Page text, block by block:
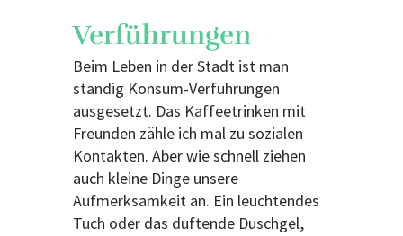
Verführungen
Beim Leben in der Stadt ist man
ständig Konsum-Verführungen
ausgesetzt. Das Kaffeetrinken mit
Freunden zähle ich mal zu sozialen
Kontakten. Aber wie schnell ziehen
auch kleine Dinge unsere
Aufmerksamkeit an. Ein leuchtendes
Tuch oder das duftende Duschgel,